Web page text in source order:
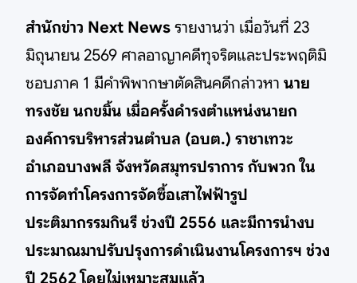
สำนักข่าว Next News รายงานว่า เมื่อวันที่ 23
มิถุนายน 2569 ศาลอาญาคดีทุจริตและประพฤติมิ
ชอบภาค 1 มีคำพิพากษาตัดสินคดีกล่าวหา นาย
ทรงชัย นกขมิ้น เมื่อครั้งดำรงตำแหน่งนายก
องค์การบริหารส่วนตำบล (อบต.) ราชาเทวะ
อำเภอบางพลี จังหวัดสมุทรปราการ กับพวก ใน
การจัดทำโครงการจัดซื้อเสาไฟฟ้ารูป
ประติมากรรมกินรี ช่วงปี 2556 และมีการนำงบ
ประมาณมาปรับปรุงการดำเนินงานโครงการฯ ช่วง
ปี 2562 โดยไม่เหมาะสมแล้ว